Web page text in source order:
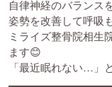
自律神経のバランス
姿勢を改善して呼吸
ミライズ整骨院相生
ます😊
「最近眠れない…」